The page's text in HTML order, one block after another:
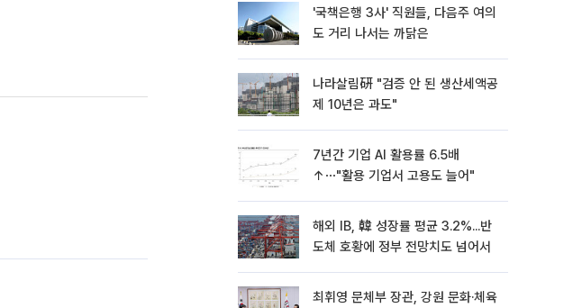
'국책은행 3사' 직원들, 다음주 여의
도 거리 나서는 까닭은
나라살림硏 "검증 안 된 생산세액공
제 10년은 과도"
7년간 기업 AI 활용률 6.5배
↑⋯"활용 기업서 고용도 늘어"
해외 IB, 韓 성장률 평균 3.2%...반
도체 호황에 정부 전망치도 넘어서
최휘영 문체부 장관, 강원 문화·체육